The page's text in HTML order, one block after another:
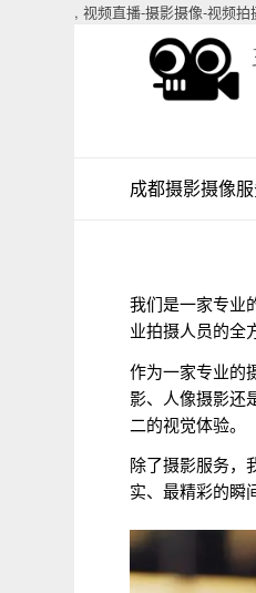
,视频直播-摄影摄像-视频
成都摄影摄像
我们是一家专业
业拍摄人员的全
作为一家专业的
影、人像摄影还
二的视觉体验。
除了摄影服务，
实、最精彩的瞬